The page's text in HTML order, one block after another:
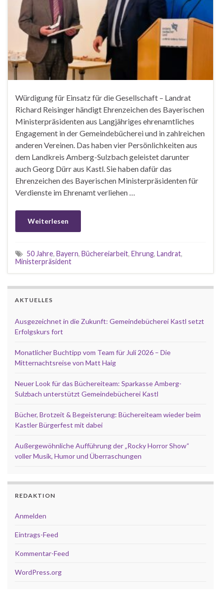
Würdigung für Einsatz für die Gesellschaft – Landrat
Richard Reisinger händigt Ehrenzeichen des Bayerischen
Ministerpräsidenten aus Langjähriges ehrenamtliches
Engagement in der Gemeindebücherei und in zahlreichen
anderen Vereinen. Das haben vier Persönlichkeiten aus
dem Landkreis Amberg-Sulzbach geleistet darunter
auch Georg Dürr aus Kastl. Sie haben dafür das
Ehrenzeichen des Bayerischen Ministerpräsidenten für
Verdienste im Ehrenamt verliehen …
Weiterlesen
50 Jahre, Bayern, Büchereiarbeit, Ehrung, Landrat,
Ministerpräsident
AKTUELLES
Ausgezeichnet in die Zukunft: Gemeindebücherei Kastl setzt
Erfolgskurs fort
Monatlicher Buchtipp vom Team für Juli 2026 – Die
Mitternachtsreise von Matt Haig
Neuer Look für das Büchereiteam: Sparkasse Amberg-
Sulzbach unterstützt Gemeindebücherei Kastl
Bücher, Brotzeit & Begeisterung: Büchereiteam wieder beim
Kastler Bürgerfest mit dabei
Außergewöhnliche Aufführung der „Rocky Horror Show“
voller Musik, Humor und Überraschungen
REDAKTION
Anmelden
Eintrags-Feed
Kommentar-Feed
WordPress.org